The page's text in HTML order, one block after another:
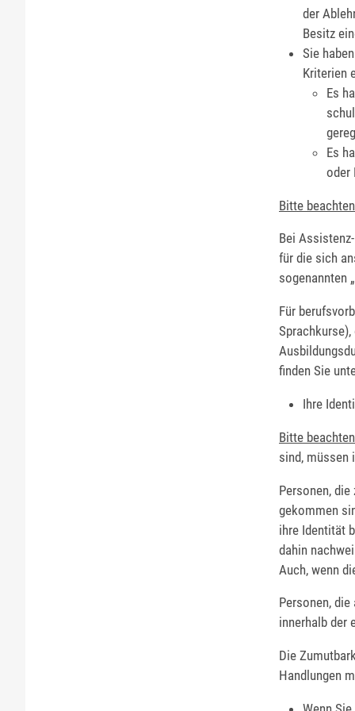
der
Besitz
Sie
Kriterien
Es
Es
oder
Bitte
Bei
für die sich
sogenannten
Für
finden Sie
Ihre
Bitte
sind, müssen
Personen,
gekommen
ihre Identität
dahin
Auch, wenn
Personen,
innerhalb der
Die
Handlungen